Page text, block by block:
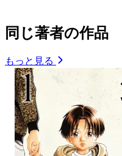
同じ著者の作品
もっと見る